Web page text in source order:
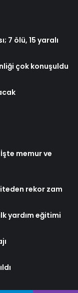
7 ölü, 15 yaralı
çok konuşuldu
memur ve
rekor zam
yardım eğitimi